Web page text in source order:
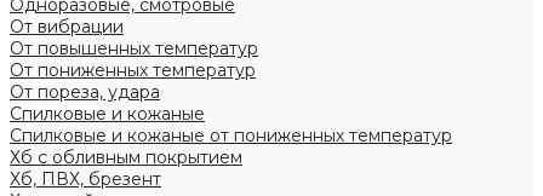
Одноразовые, смотровые
От вибрации
От повышенных температур
От пониженных температур
От пореза, удара
Спилковые и кожаные
Спилковые и кожаные от пониженных температур
Хб с обливным покрытием
Хб, ПВХ, брезент